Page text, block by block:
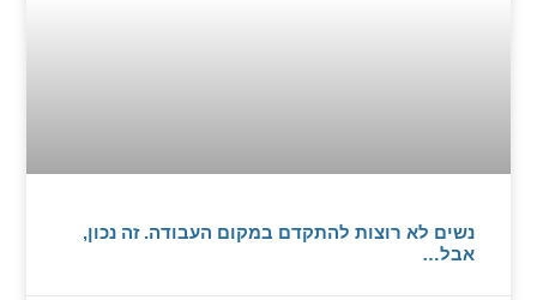
נשים לא רוצות להתקדם במקום העבודה. זה נכון,
אבל…